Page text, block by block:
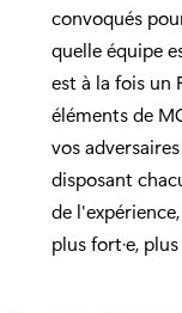
convoqués
quelle équipe
est à la fois un
éléments de
vos
disposant
de
plus fort·e,